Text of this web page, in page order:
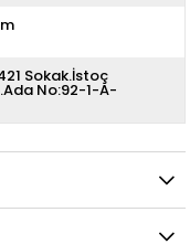
Sokak.İstoç
No:92-1-A-